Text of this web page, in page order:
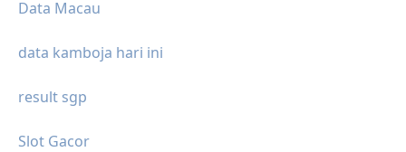
Data Macau
data kamboja hari ini
result sgp
Slot Gacor